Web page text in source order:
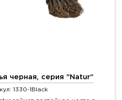
черная, серия "Natur"
1330-1Black